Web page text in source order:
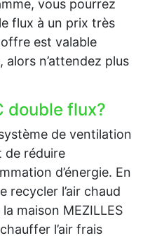
vous pourrez
flux à un prix très
est valable
alors n’attendez plus
double flux?
de ventilation
de réduire
d’énergie. En
recycler l’air chaud
maison MEZILLES
l’air frais